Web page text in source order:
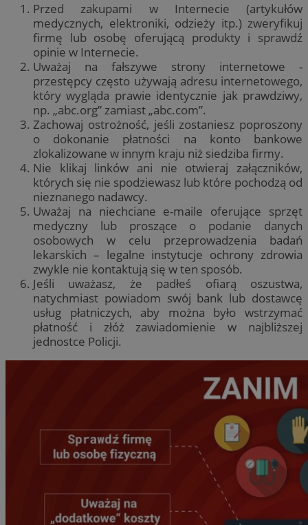
Przed zakupami w Internecie (artykułów
medycznych, elektroniki, odzieży itp.) zweryfikuj
firmę lub osobę oferującą produkty i sprawdź
opinie w Internecie.
Uważaj na fałszywe strony internetowe -
przestępcy często używają adresu internetowego,
który wygląda prawie identycznie jak prawdziwy,
np. „abc.org” zamiast „abc.com”.
Zachowaj ostrożność, jeśli zostaniesz poproszony
o dokonanie płatności na konto bankowe
zlokalizowane w innym kraju niż siedziba firmy.
Nie klikaj linków ani nie otwieraj załączników,
których się nie spodziewasz lub które pochodzą od
nieznanego nadawcy.
Uważaj na niechciane e-maile oferujące sprzęt
medyczny lub proszące o podanie danych
osobowych w celu przeprowadzenia badań
lekarskich – legalne instytucje ochrony zdrowia
zwykle nie kontaktują się w ten sposób.
Jeśli uważasz, że padłeś ofiarą oszustwa,
natychmiast powiadom swój bank lub dostawcę
usług płatniczych, aby można było wstrzymać
płatność i złóż zawiadomienie w najbliższej
jednostce Policji.